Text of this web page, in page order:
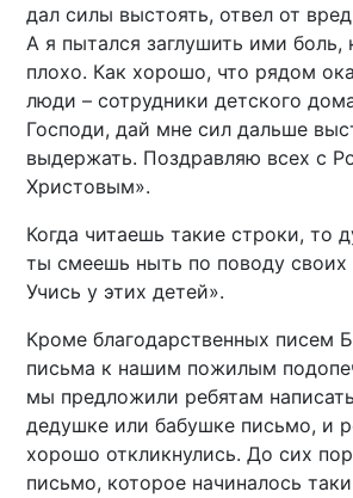
дал силы выстоять, отвел от
А я пытался заглушить ими боль,
плохо. Как хорошо, что рядом
люди – сотрудники детского
Господи, дай мне сил дальше
выдержать. Поздравляю всех с
Христовым».
Когда читаешь такие строки, то
ты смеешь ныть по поводу своих
Учись у этих детей».
Кроме благодарственных писем
письма к нашим пожилым
мы предложили ребятам
дедушке или бабушке письмо, и
хорошо откликнулись. До сих
письмо, которое начиналось